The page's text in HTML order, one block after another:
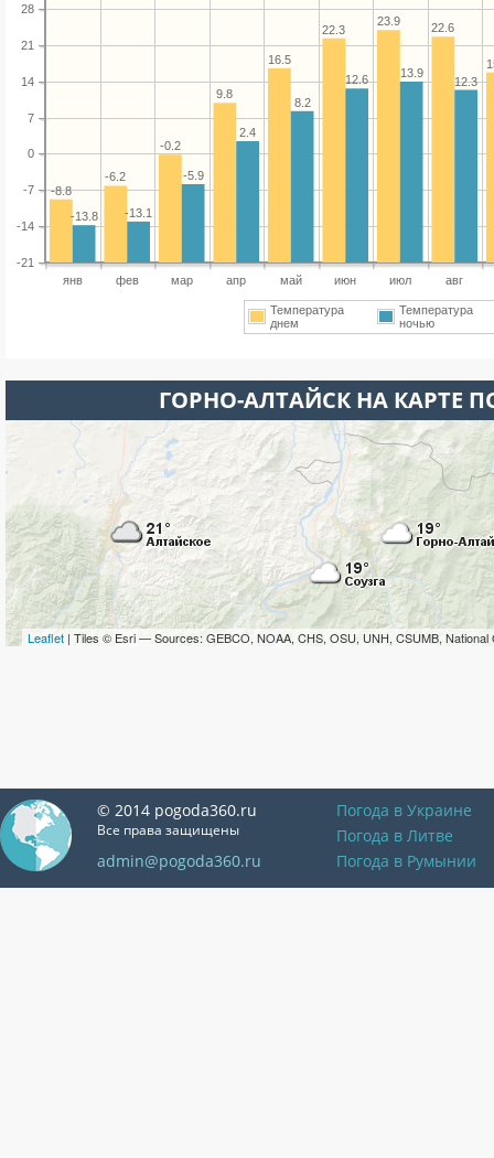
янв фев мар апр май июн июл авг
-21
-14
-7
0
7
14
21
28
22.6
23.9
22.3
16.5
9.8
-0.2
-6.2
-8.8
12.3
13.9
12.6
8.2
2.4
-5.9
-13.1
-13.8
Температура
днем
Температура
ночью
ГОРНО-АЛТАЙСК НА КАРТЕ
Leaflet | Tiles © Esri — Sources: GEBCO, NOAA, CHS, OSU, UNH, CSUMB, National
© 2014 pogoda360.ru
Все права защищены
admin@pogoda360.ru
Погода в Украине
Погода в Литве
Погода в Румынии